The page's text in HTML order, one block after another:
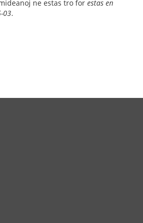
ne estas tro for estas en
03.